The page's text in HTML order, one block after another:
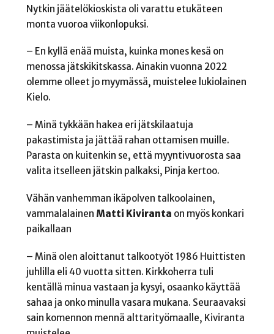
Nytkin jäätelökioskista oli varattu etukäteen
monta vuoroa viikonlopuksi.
– En kyllä enää muista, kuinka mones kesä on
menossa jätskikitskassa. Ainakin vuonna 2022
olemme olleet jo myymässä, muistelee lukiolainen
Kielo.
– Minä tykkään hakea eri jätskilaatuja
pakastimista ja jättää rahan ottamisen muille.
Parasta on kuitenkin se, että myyntivuorosta saa
valita itselleen jätskin palkaksi, Pinja kertoo.
Vähän vanhemman ikäpolven talkoolainen,
vammalalainen Matti Kiviranta on myös konkari
paikallaan
– Minä olen aloittanut talkootyöt 1986 Huittisten
juhlilla eli 40 vuotta sitten. Kirkkoherra tuli
kentällä minua vastaan ja kysyi, osaanko käyttää
sahaa ja onko minulla vasara mukana. Seuraavaksi
sain komennon mennä alttarityömaalle, Kiviranta